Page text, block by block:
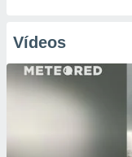
Vídeos